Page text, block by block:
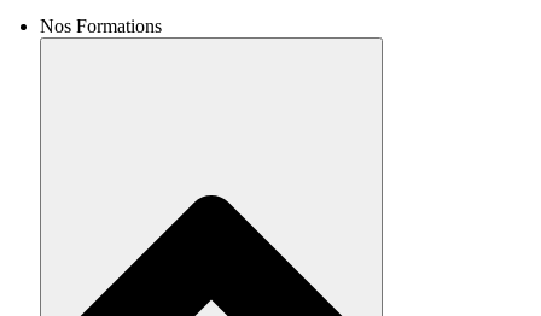
Nos Formations